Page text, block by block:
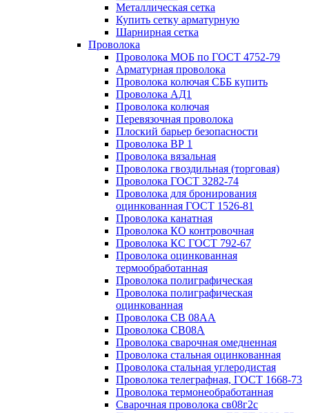
Металлическая сетка
Купить сетку арматурную
Шарнирная сетка
Проволока
Проволока МОБ по ГОСТ 4752-79
Арматурная проволока
Проволока колючая СББ купить
Проволока АД1
Проволока колючая
Перевязочная проволока
Плоский барьер безопасности
Проволока ВР 1
Проволока вязальная
Проволока гвоздильная (торговая)
Проволока ГОСТ 3282-74
Проволока для бронирования
оцинкованная ГОСТ 1526-81
Проволока канатная
Проволока КО контровочная
Проволока КС ГОСТ 792-67
Проволока оцинкованная
термообработанная
Проволока полиграфическая
Проволока полиграфическая
оцинкованная
Проволока СВ 08АА
Проволока СВ08А
Проволока сварочная омедненная
Проволока стальная оцинкованная
Проволока стальная углеродистая
Проволока телеграфная, ГОСТ 1668-73
Проволока термонеобработанная
Сварочная проволока св08г2с